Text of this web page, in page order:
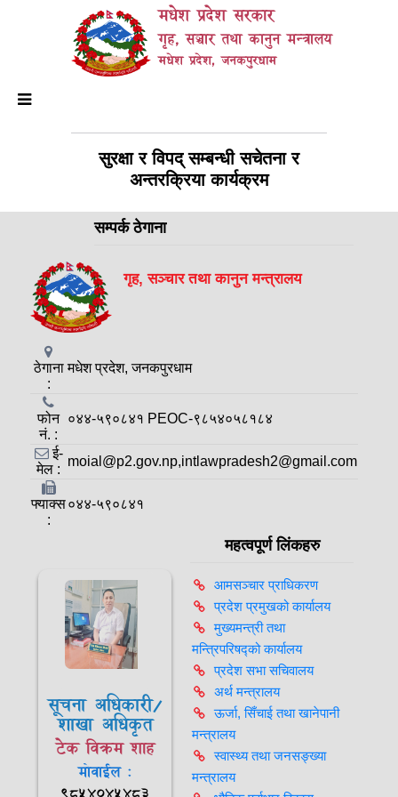
मधेश प्रदेश सरकार
गृह, सञ्चार तथा कानुन मन्त्रालय
मधेश प्रदेश, जनकपुरधाम
सुरक्षा र विपद् सम्बन्धी सचेतना र
अन्तरक्रिया कार्यक्रम
सम्पर्क ठेगाना
गृह, सञ्चार तथा कानुन मन्त्रालय
ठेगाना
:
मधेश प्रदेश, जनकपुरधाम
फोन
नं. :
०४४-५९०८४१ PEOC-९८५४०५८१८४
ई-
मेल :
moial@p2.gov.np,intlawpradesh2@gmail.com
फ्याक्स
:
०४४-५९०८४१
सूचना अधिकारी/
शाखा अधिकृत
टेक विक्रम शाह
मोवाईल :
महत्वपूर्ण लिंकहरु
आमसञ्‍चार प्राधिकरण
प्रदेश प्रमुखको कार्यालय
मुख्यमन्त्री तथा
मन्त्रिपरिषद्को कार्यालय
प्रदेश सभा सचिवालय
अर्थ मन्त्रालय
ऊर्जा, सिँचाई तथा खानेपानी
मन्त्रालय
स्वास्थ्य तथा जनसङ्ख्या
मन्त्रालय